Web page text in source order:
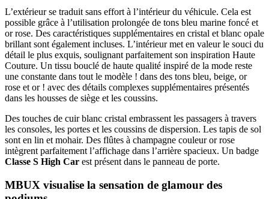
L’extérieur se traduit sans effort à l’intérieur du véhicule. Cela est
possible grâce à l’utilisation prolongée de tons bleu marine foncé et
or rose. Des caractéristiques supplémentaires en cristal et blanc opale
brillant sont également incluses. L’intérieur met en valeur le souci du
détail le plus exquis, soulignant parfaitement son inspiration Haute
Couture. Un tissu bouclé de haute qualité inspiré de la mode reste
une constante dans tout le modèle ! dans des tons bleu, beige, or
rose et or ! avec des détails complexes supplémentaires présentés
dans les housses de siège et les coussins.
Des touches de cuir blanc cristal embrassent les passagers à travers
les consoles, les portes et les coussins de dispersion. Les tapis de sol
sont en lin et mohair. Des flûtes à champagne couleur or rose
intègrent parfaitement l’affichage dans l’arrière spacieux. Un badge
Classe S High Car est présent dans le panneau de porte.
MBUX visualise la sensation de glamour des